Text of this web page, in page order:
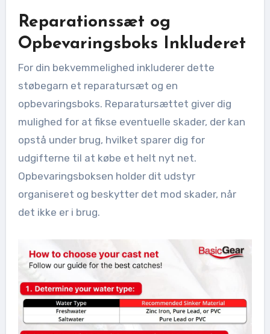
Reparationssæt og
Opbevaringsboks Inkluderet
For din bekvemmelighed inkluderer dette
støbegarn et reparatursæt og en
opbevaringsboks. Reparatursættet giver dig
mulighed for at fikse eventuelle skader, der kan
opstå under brug, hvilket sparer dig for
udgifterne til at købe et helt nyt net.
Opbevaringsboksen holder dit udstyr
organiseret og beskytter det mod skader, når
det ikke er i brug.